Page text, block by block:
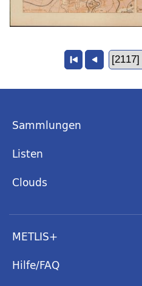
Sammlungen
Listen
Clouds
METLIS+
Hilfe/FAQ